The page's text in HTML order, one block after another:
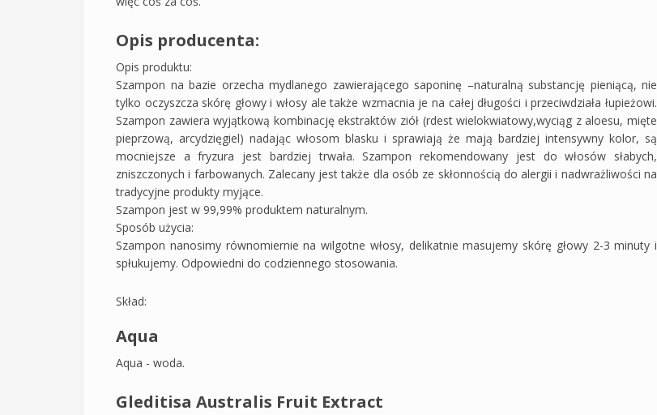
Opis producenta:
Opis produktu:
Szampon na bazie orzecha mydlanego zawierającego saponinę –naturalną substancję pieniącą, nie
tylko oczyszcza skórę głowy i włosy ale także wzmacnia je na całej długości i przeciwdziała łupieżowi.
Szampon zawiera wyjątkową kombinację ekstraktów ziół (rdest wielokwiatowy,wyciąg z aloesu, mięte
pieprzową, arcydzięgiel) nadając włosom blasku i sprawiają że mają bardziej intensywny kolor, są
mocniejsze a fryzura jest bardziej trwała. Szampon rekomendowany jest do włosów słabych,
zniszczonych i farbowanych. Zalecany jest także dla osób ze skłonnością do alergii i nadwrażliwości na
tradycyjne produkty myjące.
Szampon jest w 99,99% produktem naturalnym.
Sposób użycia:
Szampon nanosimy równomiernie na wilgotne włosy, delikatnie masujemy skórę głowy 2-3 minuty i
spłukujemy. Odpowiedni do codziennego stosowania.
Skład:
Aqua
Aqua - woda.
Gleditisa Australis Fruit Extract